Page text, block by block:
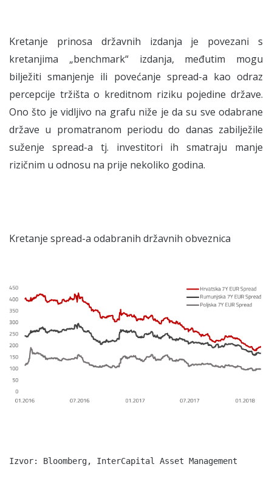
Kretanje prinosa državnih izdanja je povezani s
kretanjima „benchmark“ izdanja, međutim mogu
bilježiti smanjenje ili povećanje spread-a kao odraz
percepcije tržišta o kreditnom riziku pojedine države.
Ono što je vidljivo na grafu niže je da su sve odabrane
države u promatranom periodu do danas zabilježile
suženje spread-a tj. investitori ih smatraju manje
rizičnim u odnosu na prije nekoliko godina.
Kretanje spread-a odabranih državnih obveznica